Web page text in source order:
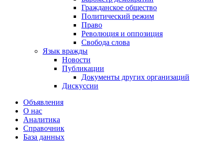
Гражданское общество
Политический режим
Право
Революция и оппозиция
Свобода слова
Язык вражды
Новости
Публикации
Документы других организаций
Дискуссии
Объявления
О нас
Аналитика
Справочник
База данных